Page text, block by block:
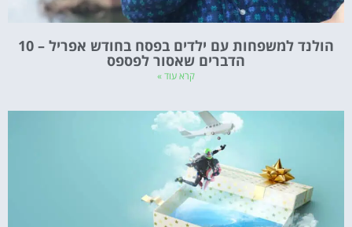
הולנד למשפחות עם ילדים בפסח בחודש אפריל – 10
הדברים שאסור לפספס
קרא עוד »